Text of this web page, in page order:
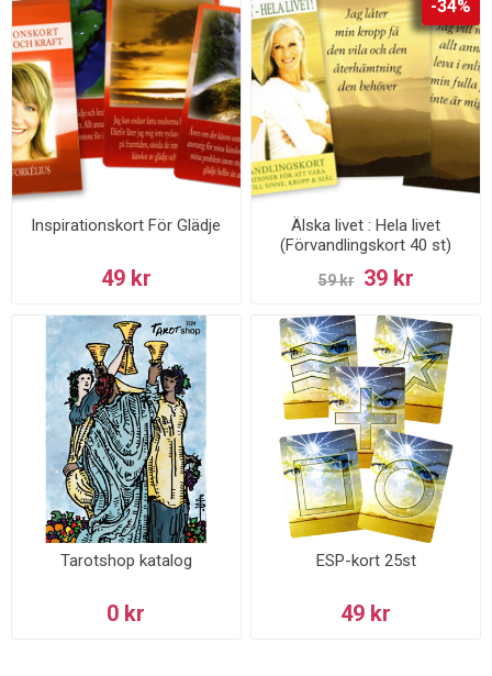
Inspirationskort För Glädje
49 kr
-34%
Älska livet : Hela livet
(Förvandlingskort 40 st)
59 kr 39 kr
Tarotshop katalog
0 kr
ESP-kort 25st
49 kr